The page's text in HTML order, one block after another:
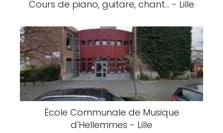
Cours de piano, guitare, chant... - Lille
École Communale de Musique
d'Hellemmes - Lille